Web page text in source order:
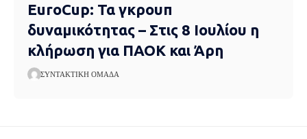
EuroCup: Τα γκρουπ
δυναμικότητας – Στις 8 Ιουλίου η
κλήρωση για ΠΑΟΚ και Άρη
ΣΥΝΤΑΚΤΙΚΉ ΟΜΆΔΑ